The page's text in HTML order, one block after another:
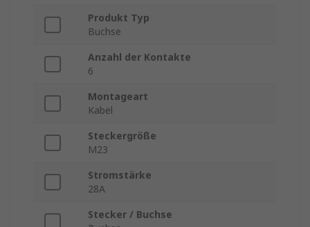
Produkt Typ
Buchse
Anzahl der Kontakte
6
Montageart
Kabel
Steckergröße
M23
Stromstärke
28A
Stecker / Buchse